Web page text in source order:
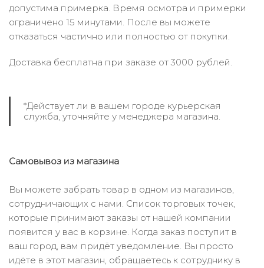
допустима примерка. Время осмотра и примерки
ограничено 15 минутами. После вы можете
отказаться частично или полностью от покупки.
Доставка бесплатна при заказе от 3000 рублей.
*Действует ли в вашем городе курьерская
служба, уточняйте у менеджера магазина.
Самовывоз из магазина
Вы можете забрать товар в одном из магазинов,
сотрудничающих с нами. Список торговых точек,
которые принимают заказы от нашей компании
появится у вас в корзине. Когда заказ поступит в
ваш город, вам придёт уведомление. Вы просто
идёте в этот магазин, обращаетесь к сотруднику в